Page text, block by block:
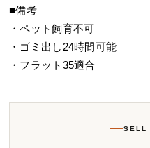
■備考
・ペット飼育不可
・ゴミ出し24時間可能
・フラット35適合
SELL